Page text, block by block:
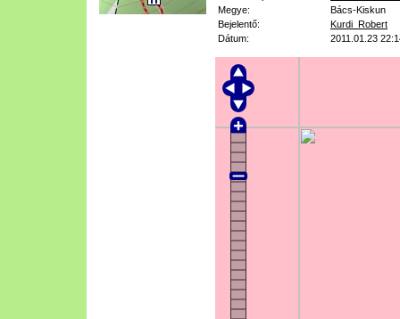
Megye:
Bács-Kiskun
Bejelentő:
Kurdi_Robert
Dátum:
2011.01.23